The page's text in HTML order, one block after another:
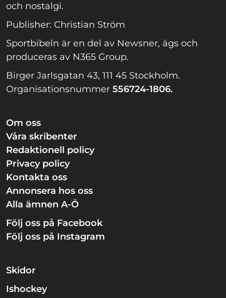
och nostalgi.
Publisher: Christian Ström
Sportbibeln är en del av Newsner, ägs och
produceras av N365 Group.
Birger Jarlsgatan 43, 111 45 Stockholm.
Organisationsnummer 556724-1806.
Om oss
Våra skribenter
Redaktionell policy
Privacy policy
Kontakta oss
Annonsera hos oss
Alla ämnen A-Ö
Följ oss på Facebook
Följ oss på Instagram
Skidor
Ishockey